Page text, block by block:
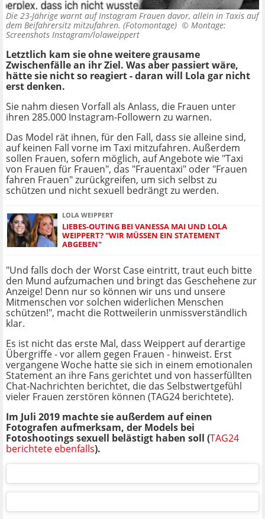
Die 23-Jährige warnt auf Instagram Frauen davor, allein in Taxis auf
dem Beifahrersitz mitzufahren. (Fotomontage) © Montage:
Screenshots Instagram/lolaweippert
Letztlich kam sie ohne weitere grausame
Zwischenfälle an ihr Ziel. Was aber passiert wäre,
hätte sie nicht so reagiert - daran will Lola gar nicht
erst denken.
Sie nahm diesen Vorfall als Anlass, die Frauen unter
ihren 285.000 Instagram-Followern zu warnen.
Das Model rät ihnen, für den Fall, dass sie alleine sind,
auf keinen Fall vorne im Taxi mitzufahren. Außerdem
sollen Frauen, sofern möglich, auf Angebote wie "Taxi
von Frauen für Frauen", das "Frauentaxi" oder "Frauen
fahren Frauen" zurückgreifen, um sich selbst zu
schützen und nicht sexuell bedrängt zu werden.
LOLA WEIPPERT
LIEBES-OUTING BEI VANESSA MAI UND LOLA
WEIPPERT? "WIR MÜSSEN EIN STATEMENT
ABGEBEN"
"Und falls doch der Worst Case eintritt, traut euch bitte
den Mund aufzumachen und bringt das Geschehene zur
Anzeige! Denn nur so können wir uns und unsere
Mitmenschen vor solchen widerlichen Menschen
schützen!", macht die Rottweilerin unmissverständlich
klar.
Es ist nicht das erste Mal, dass Weippert auf derartige
Übergriffe - vor allem gegen Frauen - hinweist. Erst
vergangene Woche hatte sie sich in einem emotionalen
Statement an ihre Fans gerichtet und von hasserfüllten
Chat-Nachrichten berichtet, die das Selbstwertgefühl
vieler Frauen zerstören können (TAG24 berichtete).
Im Juli 2019 machte sie außerdem auf einen
Fotografen aufmerksam, der Models bei
Fotoshootings sexuell belästigt haben soll (TAG24
berichtete ebenfalls).